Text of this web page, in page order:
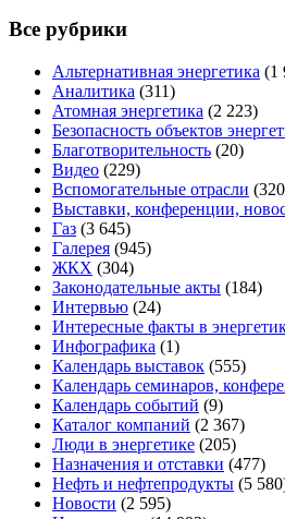
Все рубрики
Альтернативная энергетика (1
Аналитика (311)
Атомная энергетика (2 223)
Безопасность объектов
Благотворительность (20)
Видео (229)
Вспомогательные отрасли
Выставки, конференции,
Газ (3 645)
Галерея (945)
ЖКХ (304)
Законодательные акты (184)
Интервью (24)
Интересные факты в
Инфографика (1)
Календарь выставок (555)
Календарь семинаров,
Календарь событий (9)
Каталог компаний (2 367)
Люди в энергетике (205)
Назначения и отставки (477)
Нефть и нефтепродукты (5
Новости (2 595)